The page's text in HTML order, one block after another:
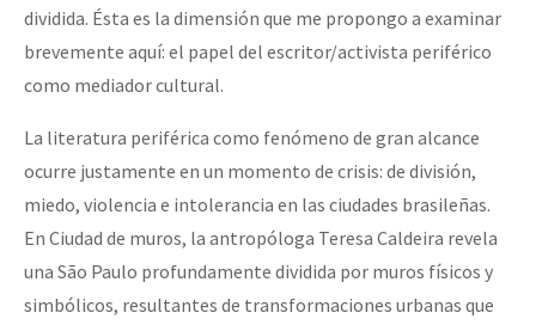
dividida. Ésta es la dimensión que me propongo a examinar
brevemente aquí: el papel del escritor/activista periférico
como mediador cultural.
La literatura periférica como fenómeno de gran alcance
ocurre justamente en un momento de crisis: de división,
miedo, violencia e intolerancia en las ciudades brasileñas.
En Ciudad de muros, la antropóloga Teresa Caldeira revela
una São Paulo profundamente dividida por muros físicos y
simbólicos, resultantes de transformaciones urbanas que